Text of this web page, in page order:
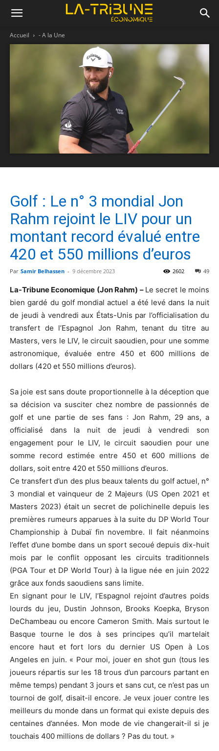
Accueil - A la Une
Golf : Le n° 3 mondial Jon
Rahm rejoint le LIV pour un
montant record évalué entre
420 et 550 millions d’euros
Par Samir Belhassen - 9 décembre 2023 49
2602
La-Tribune Economique (Jon Rahm) – Le secret le moins
bien gardé du golf mondial actuel a été levé dans la nuit
de jeudi à vendredi aux États-Unis par l’officialisation du
transfert de l’Espagnol Jon Rahm, tenant du titre au
Masters, vers le LIV, le circuit saoudien, pour une somme
astronomique, évaluée entre 450 et 600 millions de
dollars (420 et 550 millions d’euros).
Sa joie est sans doute proportionnelle à la déception que
sa décision va susciter chez nombre de passionnés de
golf et une partie de ses fans : Jon Rahm, 29 ans, a
officialisé dans la nuit de jeudi à vendredi son
engagement pour le LIV, le circuit saoudien pour une
somme record estimée entre 450 et 600 millions de
dollars, soit entre 420 et 550 millions d’euros.
Ce transfert d’un des plus beaux talents du golf actuel, n°
3 mondial et vainqueur de 2 Majeurs (US Open 2021 et
Masters 2023) était un secret de polichinelle depuis les
premières rumeurs apparues à la suite du DP World Tour
Championship à Dubaï fin novembre. Il fait néanmoins
l’effet d’une bombe dans un sport secoué depuis dix-huit
mois par le conflit opposant les circuits traditionnels
(PGA Tour et DP World Tour) à la ligue née en juin 2022
grâce aux fonds saoudiens sans limite.
En signant pour le LIV, l’Espagnol rejoint d’autres poids
lourds du jeu, Dustin Johnson, Brooks Koepka, Bryson
DeChambeau ou encore Cameron Smith. Mais surtout le
Basque tourne le dos à ses principes qu’il martelait
encore haut et fort lors du dernier US Open à Los
Angeles en juin. « Pour moi, jouer en shot gun (tous les
joueurs répartis sur les 18 trous d’un parcours partant en
même temps) pendant 3 jours et sans cut, ce n’est pas un
tournoi de golf, disait-il encore. Je veux jouer contre les
meilleurs du monde dans un format qui existe depuis des
centaines d’années. Mon mode de vie changerait-il si je
touchais 400 millions de dollars ? Pas du tout. »